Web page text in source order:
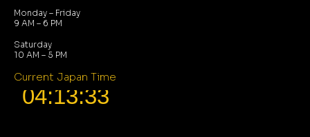
Monday – Friday
9 AM – 6 PM
Saturday
10 AM – 5 PM
Current Japan Time